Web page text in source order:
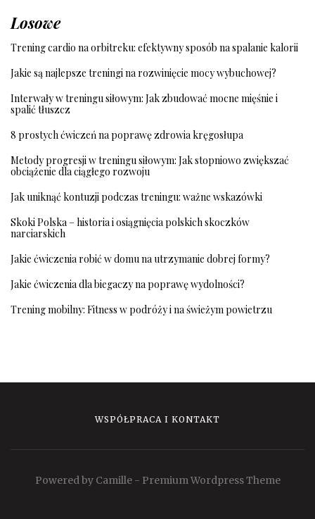
Losowe
Trening cardio na orbitreku: efektywny sposób na spalanie kalorii
Jakie są najlepsze treningi na rozwinięcie mocy wybuchowej?
Interwały w treningu siłowym: Jak zbudować mocne mięśnie i
spalić tłuszcz
8 prostych ćwiczeń na poprawę zdrowia kręgosłupa
Metody progresji w treningu siłowym: Jak stopniowo zwiększać
obciążenie dla ciągłego rozwoju
Jak uniknąć kontuzji podczas treningu: ważne wskazówki
Skoki Polska – historia i osiągnięcia polskich skoczków
narciarskich
Jakie ćwiczenia robić w domu na utrzymanie dobrej formy?
Jakie ćwiczenia dla biegaczy na poprawę wydolności?
Trening mobilny: Fitness w podróży i na świeżym powietrzu
WSPÓŁPRACA I KONTAKT
Powered by Camille - Premium Wordpress Theme